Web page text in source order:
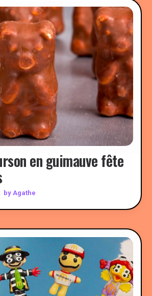
en guimauve fête
by Agathe